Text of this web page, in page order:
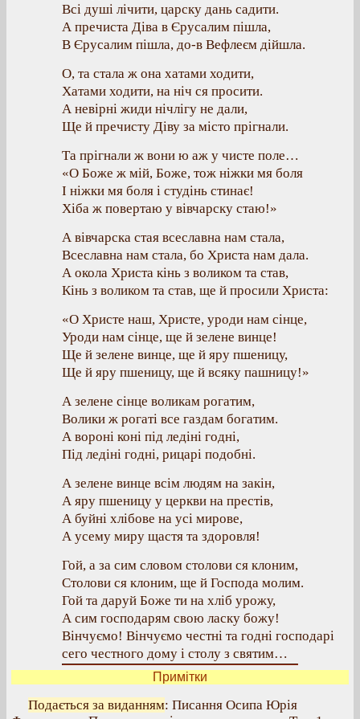
Всі душі лічити, царску дань садити.
А пречиста Діва в Єрусалим пішла,
В Єрусалим пішла, до-в Вефлеєм дійшла.
О, та стала ж она хатами ходити,
Хатами ходити, на ніч ся просити.
А невірні жиди нічлігу не дали,
Ще й пречисту Діву за місто прігнали.
Та прігнали ж вони ю аж у чисте поле…
«О Боже ж мій, Боже, тож ніжки мя боля
І ніжки мя боля і студінь стинає!
Хіба ж повертаю у вівчарску стаю!»
А вівчарска стая всеславна нам стала,
Всеславна нам стала, бо Христа нам дала.
А окола Христа кінь з воликом та став,
Кінь з воликом та став, ще й просили Христа:
«О Христе наш, Христе, уроди нам сінце,
Уроди нам сінце, ще й зелене винце!
Ще й зелене винце, ще й яру пшеницу,
Ще й яру пшеницу, ще й всяку пашницу!»
А зелене сінце воликам рогатим,
Волики ж рогаті все газдам богатим.
А вороні коні під ледіні годні,
Під ледіні годні, рицарі подобні.
А зелене винце всім людям на закін,
А яру пшеницу у церкви на престів,
А буйні хлібове на усі мирове,
А усему миру щастя та здоровля!
Гой, а за сим словом столови ся клоним,
Столови ся клоним, ще й Господа молим.
Гой та даруй Боже ти на хліб урожу,
А сим господарям свою ласку божу!
Вінчуємо! Вінчуємо честні та годні господарі
сего честного дому і столу з святим…
Примітки
Подається за виданням: Писання Осипа Юрія